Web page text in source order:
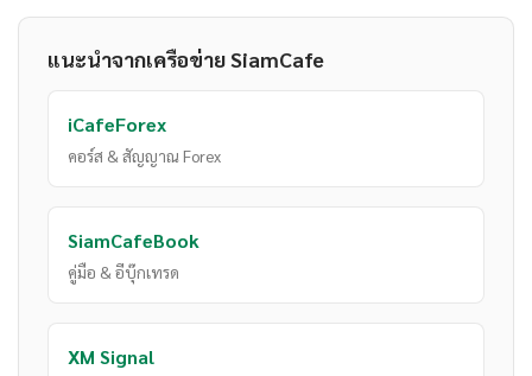
แนะนำจากเครือข่าย SiamCafe
iCafeForex
คอร์ส & สัญญาณ Forex
SiamCafeBook
คู่มือ & อีบุ๊กเทรด
XM Signal